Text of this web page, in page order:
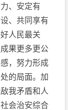
、安定有
、共同享有
人民最关
果更多更公
，努力形成
的局面。加
我矛盾和人
会治安综合